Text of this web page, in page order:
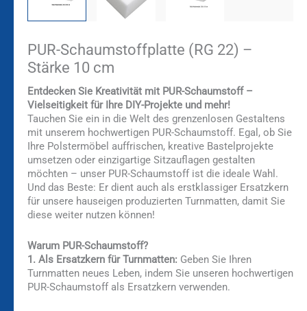
PUR-Schaumstoffplatte (RG 22) –
Stärke 10 cm
Entdecken Sie Kreativität mit PUR-Schaumstoff –
Vielseitigkeit für Ihre DIY-Projekte und mehr!
Tauchen Sie ein in die Welt des grenzenlosen Gestaltens
mit unserem hochwertigen PUR-Schaumstoff. Egal, ob Sie
Ihre Polstermöbel auffrischen, kreative Bastelprojekte
umsetzen oder einzigartige Sitzauflagen gestalten
möchten – unser PUR-Schaumstoff ist die ideale Wahl.
Und das Beste: Er dient auch als erstklassiger Ersatzkern
für unsere hauseigen produzierten Turnmatten, damit Sie
diese weiter nutzen können!
Warum PUR-Schaumstoff?
1. Als Ersatzkern für Turnmatten: Geben Sie Ihren
Turnmatten neues Leben, indem Sie unseren hochwertigen
PUR-Schaumstoff als Ersatzkern verwenden.